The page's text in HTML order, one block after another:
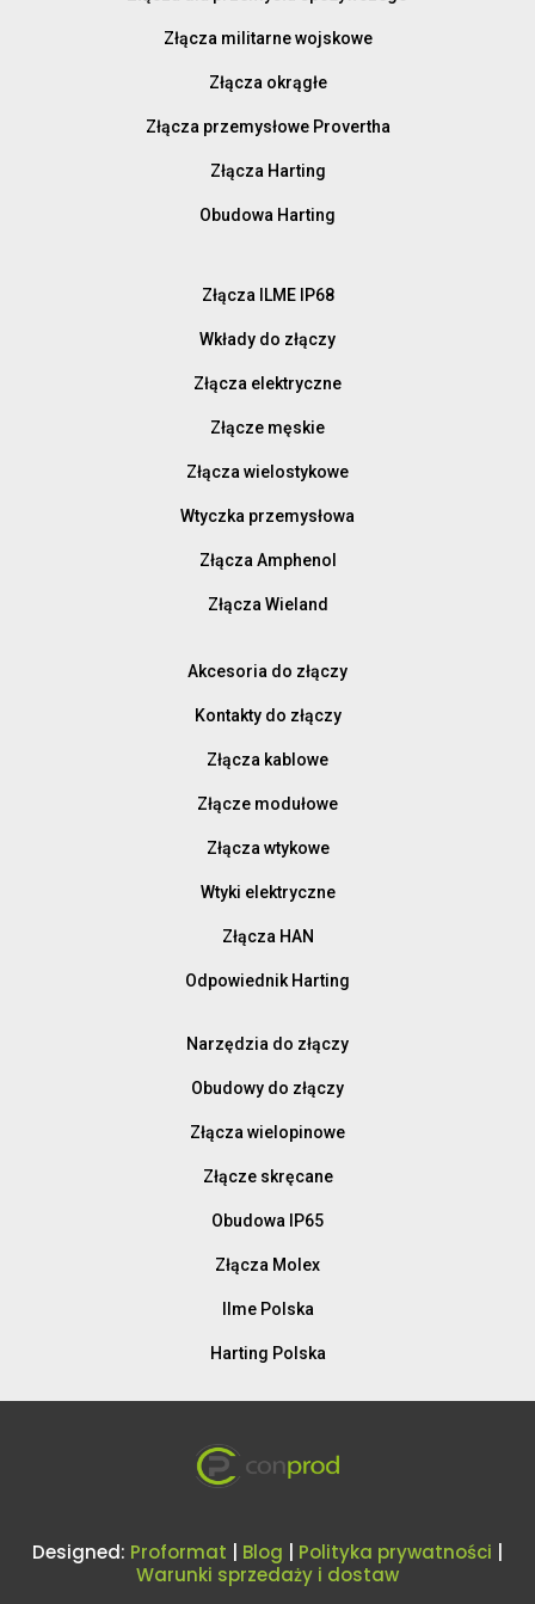
Złącza militarne wojskowe
Złącza okrągłe
Złącza przemysłowe Provertha
Złącza Harting
Obudowa Harting
Złącza ILME IP68
Wkłady do złączy
Złącza elektryczne
Złącze męskie
Złącza wielostykowe
Wtyczka przemysłowa
Złącza Amphenol
Złącza Wieland
Akcesoria do złączy
Kontakty do złączy
Złącza kablowe
Złącze modułowe
Złącza wtykowe
Wtyki elektryczne
Złącza HAN
Odpowiednik Harting
Narzędzia do złączy
Obudowy do złączy
Złącza wielopinowe
Złącze skręcane
Obudowa IP65
Złącza Molex
Ilme Polska
Harting Polska
Designed: Proformat Blog Polityka prywatności
Warunki sprzedaży i dostaw